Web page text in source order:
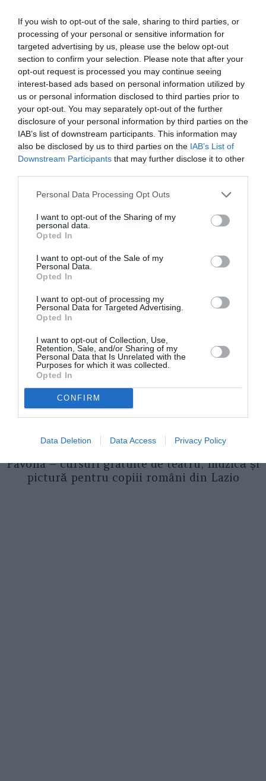
If you wish to opt-out of the sale, sharing to third parties, or
processing of your personal or sensitive information for
targeted advertising by us, please use the below opt-out
section to confirm your selection. Please note that after your
opt-out request is processed you may continue seeing
interest-based ads based on personal information utilized by
us or personal information disclosed to third parties prior to
your opt-out. You may separately opt-out of the further
disclosure of your personal information by third parties on the
IAB’s list of downstream participants. This information may
also be disclosed by us to third parties on the IAB’s List of
Downstream Participants that may further disclose it to other
Personal Data Processing Opt Outs
I want to opt-out of the Sharing of my
personal data.
Opted In
I want to opt-out of the Sale of my
Personal Data.
Opted In
I want to opt-out of processing my
Personal Data for Targeted Advertising.
Opted In
I want to opt-out of Collection, Use,
Retention, Sale, and/or Sharing of my
Personal Data that Is Unrelated with the
Purposes for which it was collected.
Opted In
CONFIRM
Data Deletion Data Access Privacy Policy
”Suntem alături de ei”
AȚI PUTEA DORI DE
ASEMENEA
Concursul Miss Badante 2026: informații
despre înscrieri și participare
Pavona – cursuri gratuite de teatru, muzică și
pictură pentru copiii români din Lazio